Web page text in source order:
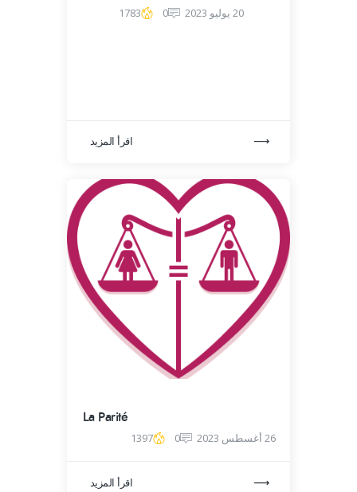
20 يوليو 2023 0
1783
اقرأ المزيد
La Parité
26 أغسطس 2023 0
1397
اقرأ المزيد